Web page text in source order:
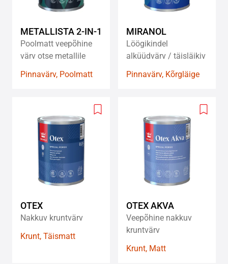
METALLISTA 2-IN-1
Poolmatt veepõhine
värv otse metallile
Pinnavärv, Poolmatt
MIRANOL
Löögikindel
alküüdvärv / täisläikiv
Pinnavärv, Kõrgläige
Add
OTEX
Nakkuv kruntvärv
Krunt, Täismatt
Add
OTEX AKVA
Veepõhine nakkuv
kruntvärv
Krunt, Matt